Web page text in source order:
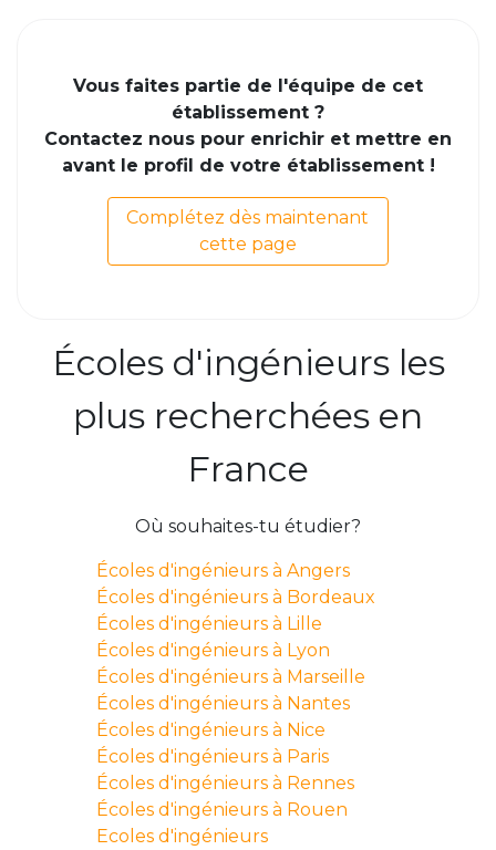
Vous faites partie de l'équipe de cet
établissement ?
Contactez nous pour enrichir et mettre en
avant le profil de votre établissement !
Complétez dès maintenant
cette page
Écoles d'ingénieurs les
plus recherchées en
France
Où souhaites-tu étudier?
Écoles d'ingénieurs à Angers
Écoles d'ingénieurs à Bordeaux
Écoles d'ingénieurs à Lille
Écoles d'ingénieurs à Lyon
Écoles d'ingénieurs à Marseille
Écoles d'ingénieurs à Nantes
Écoles d'ingénieurs à Nice
Écoles d'ingénieurs à Paris
Écoles d'ingénieurs à Rennes
Écoles d'ingénieurs à Rouen
Ecoles d'ingénieurs